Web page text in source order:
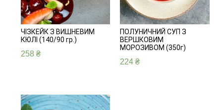
ПОЛУНИЧНИЙ СУП З
ВЕРШКОВИМ
МОРОЗИВОМ (350г)
224₴
ЧІЗКЕЙК З ВИШНЕВИМ
КЮЛІ (140/90 гр.)
258 ₴